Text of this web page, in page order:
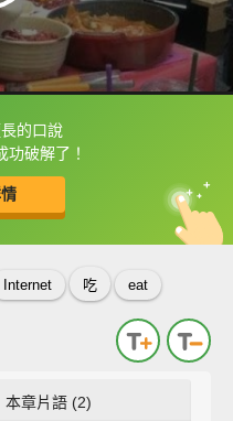
的口說
功破解了！
直接查字典喔！
中
英
Internet 吃 eat
本章片語 (2)